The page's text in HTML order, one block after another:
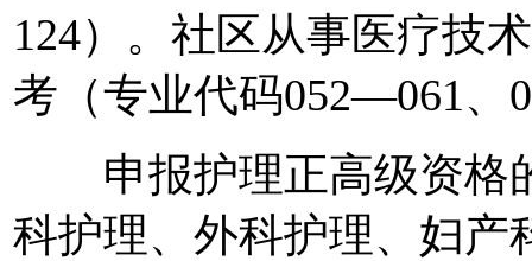
124）。社区从事医疗技
考（专业代码052—061、
申报护理正高级资格
科护理、外科护理、妇产